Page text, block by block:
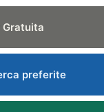
preferite